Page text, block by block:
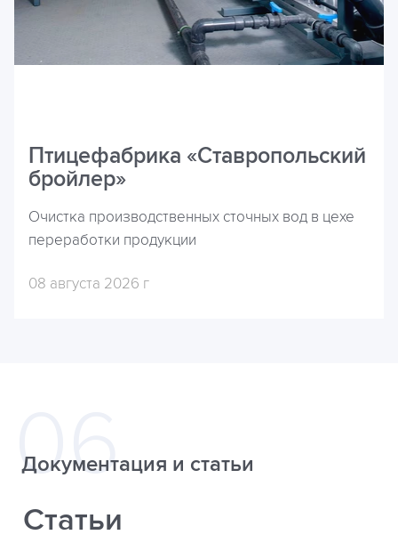
Птицефабрика «Ставропольский
бройлер»
Очистка производственных сточных вод в цехе
переработки продукции
08 августа 2026 г
Документация и статьи
Статьи